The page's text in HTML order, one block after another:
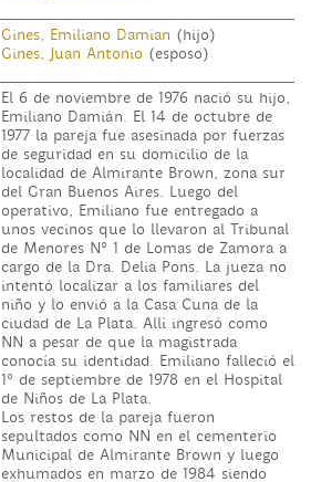
Gines, Emiliano Damian (hijo)
Gines, Juan Antonio (esposo)
El 6 de noviembre de 1976 nació su hijo,
Emiliano Damián. El 14 de octubre de
1977 la pareja fue asesinada por fuerzas
de seguridad en su domicilio de la
localidad de Almirante Brown, zona sur
del Gran Buenos Aires. Luego del
operativo, Emiliano fue entregado a
unos vecinos que lo llevaron al Tribunal
de Menores N° 1 de Lomas de Zamora a
cargo de la Dra. Delia Pons. La jueza no
intentó localizar a los familiares del
niño y lo envió a la Casa Cuna de la
ciudad de La Plata. Allí ingresó como
NN a pesar de que la magistrada
conocía su identidad. Emiliano falleció el
1° de septiembre de 1978 en el Hospital
de Niños de La Plata.
Los restos de la pareja fueron
sepultados como NN en el cementerio
Municipal de Almirante Brown y luego
exhumados en marzo de 1984 siendo